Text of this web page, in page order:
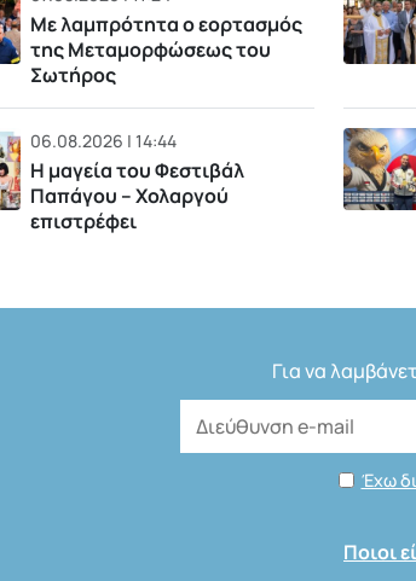
Με λαμπρότητα ο εορτασμός
της Μεταμορφώσεως του
Σωτήρος
06.08.2026 | 14:44
Η μαγεία του Φεστιβάλ
Παπάγου – Χολαργού
επιστρέφει
Για να
Έχω
Ποιοι